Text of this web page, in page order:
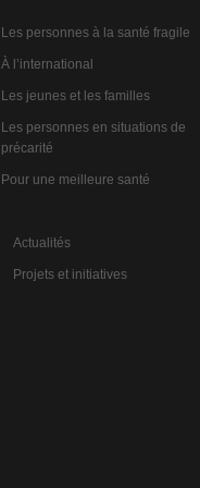
Les personnes à la santé fragile
À l’international
Les jeunes et les familles
Les personnes en situations de
précarité
Pour une meilleure santé
Actualités
Projets et initiatives